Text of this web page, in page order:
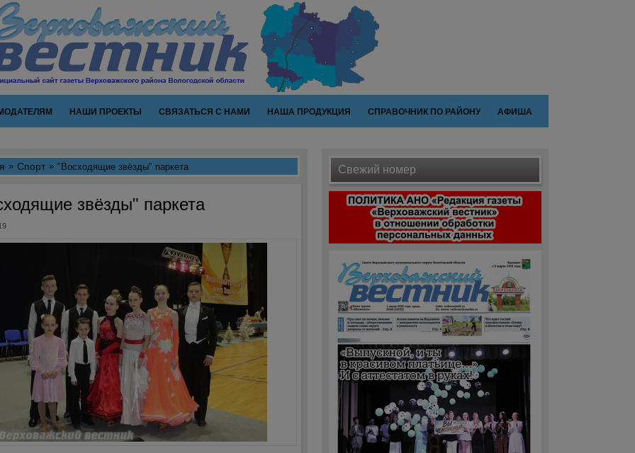
НАШИ ПРОЕКТЫ СВЯЗАТЬСЯ С НАМИ НАША ПРОДУКЦИЯ СПРАВОЧНИК ПО РАЙОНУ АФИША
Спорт "Восходящие звёзды" паркета
звёзды" паркета
Свежий номер